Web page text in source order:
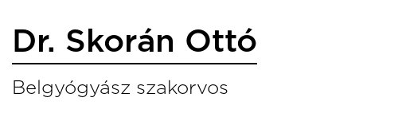
Dr. Skorán Ottó
Belgyógyász szakorvos